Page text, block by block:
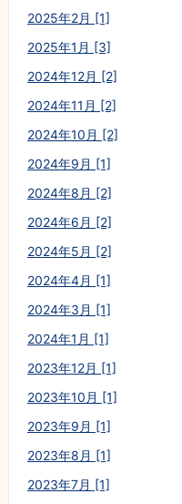
2025年2月 [1]
2025年1月 [3]
2024年12月 [2]
2024年11月 [2]
2024年10月 [2]
2024年9月 [1]
2024年8月 [2]
2024年6月 [2]
2024年5月 [2]
2024年4月 [1]
2024年3月 [1]
2024年1月 [1]
2023年12月 [1]
2023年10月 [1]
2023年9月 [1]
2023年8月 [1]
2023年7月 [1]